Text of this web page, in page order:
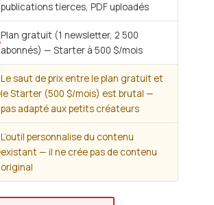
publications tierces, PDF uploadés
Plan gratuit (1 newsletter, 2 500
abonnés) — Starter à 500 $/mois
Le saut de prix entre le plan gratuit et
le Starter (500 $/mois) est brutal —
pas adapté aux petits créateurs
L’outil personnalise du contenu
existant — il ne crée pas de contenu
original